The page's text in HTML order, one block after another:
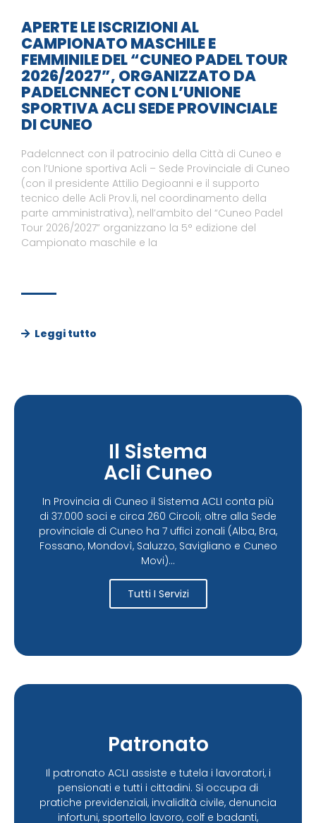
APERTE LE ISCRIZIONI AL
CAMPIONATO MASCHILE E
FEMMINILE DEL “CUNEO PADEL TOUR
2026/2027”, ORGANIZZATO DA
PADELCNNECT CON L’UNIONE
SPORTIVA ACLI SEDE PROVINCIALE
DI CUNEO
Padelcnnect con il patrocinio della Città di Cuneo e
con l’Unione sportiva Acli – Sede Provinciale di Cuneo
(con il presidente Attilio Degioanni e il supporto
tecnico delle Acli Prov.li, nel coordinamento della
parte amministrativa), nell’ambito del “Cuneo Padel
Tour 2026/2027” organizzano la 5° edizione del
Campionato maschile e la
Leggi tutto
Il Sistema
Acli Cuneo
In Provincia di Cuneo il Sistema ACLI conta più
di 37.000 soci e circa 260 Circoli; oltre alla Sede
provinciale di Cuneo ha 7 uffici zonali (Alba, Bra,
Fossano, Mondovì, Saluzzo, Savigliano e Cuneo
Movi)...
Tutti I Servizi
Patronato
Il patronato ACLI assiste e tutela i lavoratori, i
pensionati e tutti i cittadini. Si occupa di
pratiche previdenziali, invalidità civile, denuncia
infortuni, sportello lavoro, colf e badanti,